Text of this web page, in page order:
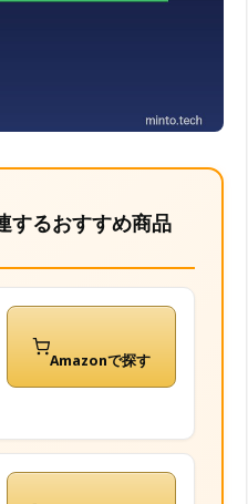
するおすすめ商品
Amazonで探す